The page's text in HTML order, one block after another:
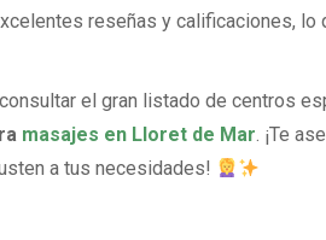
reseñas y calificaciones, lo
el gran listado de centros
masajes en Lloret de Mar. ¡Te
a tus necesidades!